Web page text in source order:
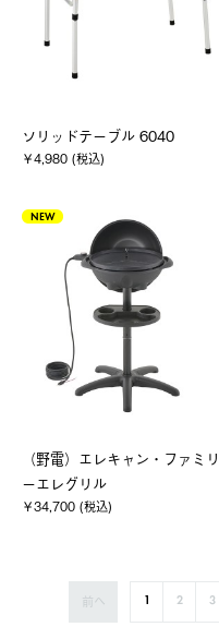
ソリッドテーブル 6040
￥4,980 (税込)
NEW
（野電）エレキャン・ファミリ
ーエレグリル
￥34,700 (税込)
前へ 1 2 3